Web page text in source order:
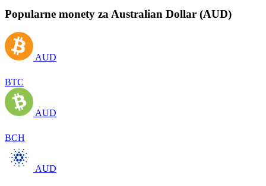
Popularne monety za Australian Dollar (AUD)
AUD
BTC
AUD
BCH
AUD